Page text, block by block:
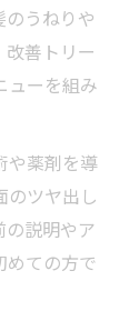
うねりや
善トリー
ューを組み
や薬剤を導
のツヤ出し
の説明やア
めての方で